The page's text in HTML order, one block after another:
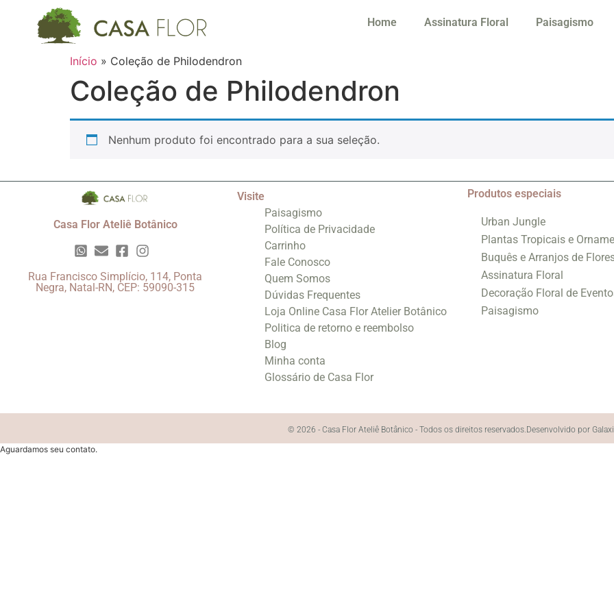
Home Assinatura Floral Paisagismo
Início » Coleção de Philodendron
Coleção de Philodendron
Nenhum produto foi encontrado para a sua seleção.
Casa Flor Ateliê Botânico
Rua Francisco Simplício, 114, Ponta
Negra, Natal-RN, CEP: 59090-315
Visite
Paisagismo
Política de Privacidade
Carrinho
Fale Conosco
Quem Somos
Dúvidas Frequentes
Loja Online Casa Flor Atelier Botânico
Politica de retorno e reembolso
Blog
Minha conta
Glossário de Casa Flor
Produtos especiais
Urban Jungle
Plantas Tropicais e
Buquês e Arranjos de
Assinatura Floral
Decoração Floral de
Paisagismo
© 2026 - Casa Flor Ateliê Botânico - Todos os direitos reservados.Desenvolvido por
Aguardamos seu contato.